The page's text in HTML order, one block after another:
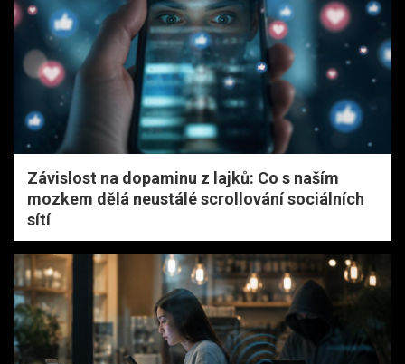
Závislost na dopaminu z lajků: Co s naším
mozkem dělá neustálé scrollování sociálních
sítí